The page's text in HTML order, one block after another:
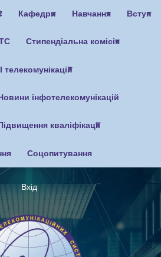
до
вмісту
Кафедри Навчання Вступ
Стипендіальна комісія
телекомунікацій
Новини інфотелекомунікацій
Підвищення кваліфікації
Соцопитування
Вхід